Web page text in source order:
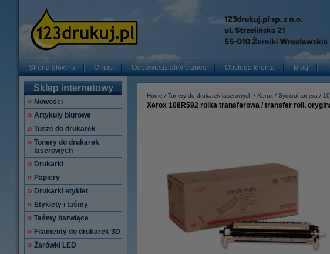
Strona główna O nas Odpowiedzialny biznes Obsługa klienta Blog
Sklep internetowy
Nowości
Artykuły biurowe
Tusze do drukarek
Tonery do drukarek
laserowych
Drukarki
Papiery
Drukarki etykiet
Etykiety i taśmy
Taśmy barwiące
Filamenty do drukarek 3D
Żarówki LED
Home Tonery do drukarek laserowych Xerox Symbol tonera
Xerox 108R592 rolka transferowa / transfer roll,